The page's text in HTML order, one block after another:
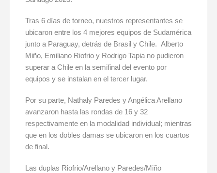
Tras 6 días de torneo, nuestros representantes se
ubicaron entre los 4 mejores equipos de Sudamérica
junto a Paraguay, detrás de Brasil y Chile. Alberto
Miño, Emiliano Riofrio y Rodrigo Tapia no pudieron
superar a Chile en la semifinal del evento por
equipos y se instalan en el tercer lugar.
Por su parte, Nathaly Paredes y Angélica Arellano
avanzaron hasta las rondas de 16 y 32
respectivamente en la modalidad individual; mientras
que en los dobles damas se ubicaron en los cuartos
de final.
Las duplas Riofrio/Arellano y Paredes/Miño